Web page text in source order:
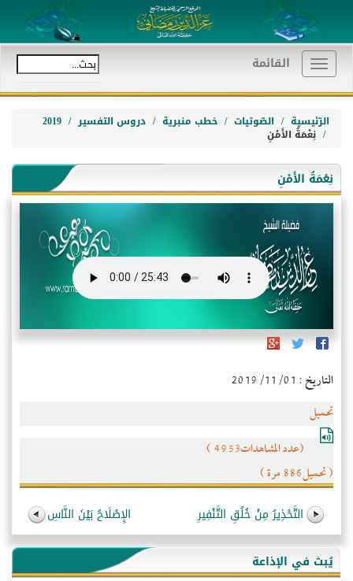
Toggle
navigation
القائمة
الرّئيسية الصّوتيات خطب منبرية دروس التفسير 2019
نِعْمَةُ الأَمْنِ
نِعْمَةُ الأَمْنِ
التاريخ : 2019/11/01
تحميل
(عدد المشاهدات4953 )
( تحميل886 مرة )
التَّحْذِيرُ مِنْ خُلُقِ التَّنْفِيرِ الإِصْلَاحُ بَيْنَ النَّاسِ
يُبث في الإذاعة